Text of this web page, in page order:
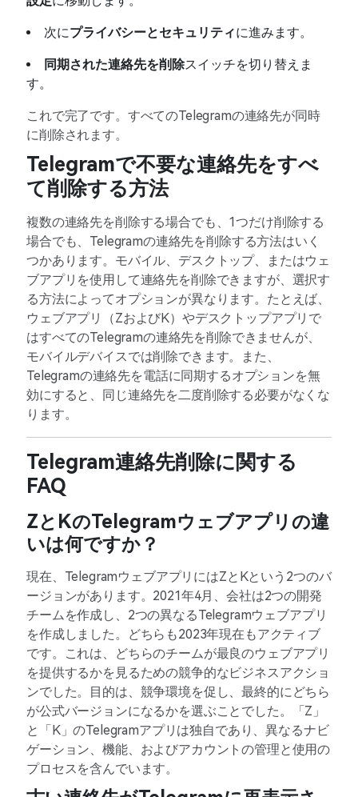
次にプライバシーとセキュリティに進みます。
同期された連絡先を削除スイッチを切り替えま
す。
これで完了です。すべてのTelegramの連絡先が同時
に削除されます。
Telegramで不要な連絡先をすべ
て削除する方法
複数の連絡先を削除する場合でも、1つだけ削除する
場合でも、Telegramの連絡先を削除する方法はいく
つかあります。モバイル、デスクトップ、またはウェ
ブアプリを使用して連絡先を削除できますが、選択す
る方法によってオプションが異なります。たとえば、
ウェブアプリ（ZおよびK）やデスクトップアプリで
はすべてのTelegramの連絡先を削除できませんが、
モバイルデバイスでは削除できます。また、
Telegramの連絡先を電話に同期するオプションを無
効にすると、同じ連絡先を二度削除する必要がなくな
ります。
Telegram連絡先削除に関する
FAQ
ZとKのTelegramウェブアプリの違
いは何ですか？
現在、TelegramウェブアプリにはZとKという2つのバ
ージョンがあります。2021年4月、会社は2つの開発
チームを作成し、2つの異なるTelegramウェブアプリ
を作成しました。どちらも2023年現在もアクティブ
です。これは、どちらのチームが最良のウェブアプリ
を提供するかを見るための競争的なビジネスアクショ
ンでした。目的は、競争環境を促し、最終的にどちら
が公式バージョンになるかを選ぶことでした。「Z」
と「K」のTelegramアプリは独自であり、異なるナビ
ゲーション、機能、およびアカウントの管理と使用の
プロセスを含んでいます。